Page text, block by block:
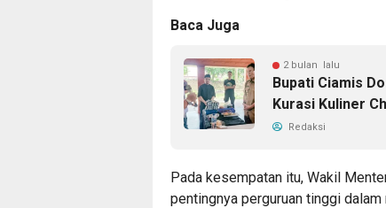
Baca Juga
2 bulan lalu
Bupati Ciamis
Kurasi Kuliner
Redaksi
Pada kesempatan itu, Wakil
pentingnya perguruan tinggi